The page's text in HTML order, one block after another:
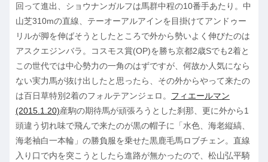
回って進出、ショウナンガルフは馬群中程の10番手あたり。中
山芝310mの直線、テーオーアルアインを目掛けてアンドゥー
リルが脚を伸ばそうとしたところで外から勢いよく伸びたのは
アスクエジンバラ。コスモス賞(OP)を勝ち京都2歳Sでも2着と
この世代では中心勢力の一角のはずですが、何故か人気になら
ない実力馬が抜け出したと思ったら、その外からやって来たの
は百日草特別2着のフォルテアンジェロ。 フィエールマン
(2015.1.20)産駒の期待馬が頑張ろうとした刹那、更に外から1
頭違う切れ味で飛んで来たのが黒の帽子に「水色、海老縦縞、
海老袖白一本輪」の勝負服を乗せた黒鹿毛馬ロブチェン。直線
入り口で内を突こうとしたら進路が無かったので、松山弘平騎